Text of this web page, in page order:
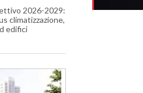
2026-2029:
climatizzazione,
edifici